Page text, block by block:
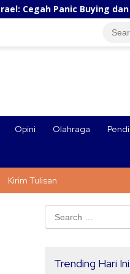
dan Stres
Opini Olahraga
Kirim Tulisan
Search
for:
Trending Hari Ini